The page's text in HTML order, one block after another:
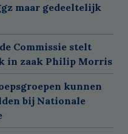
maar gedeeltelijk
Commissie stelt
in zaak Philip Morris
kunnen
bij Nationale